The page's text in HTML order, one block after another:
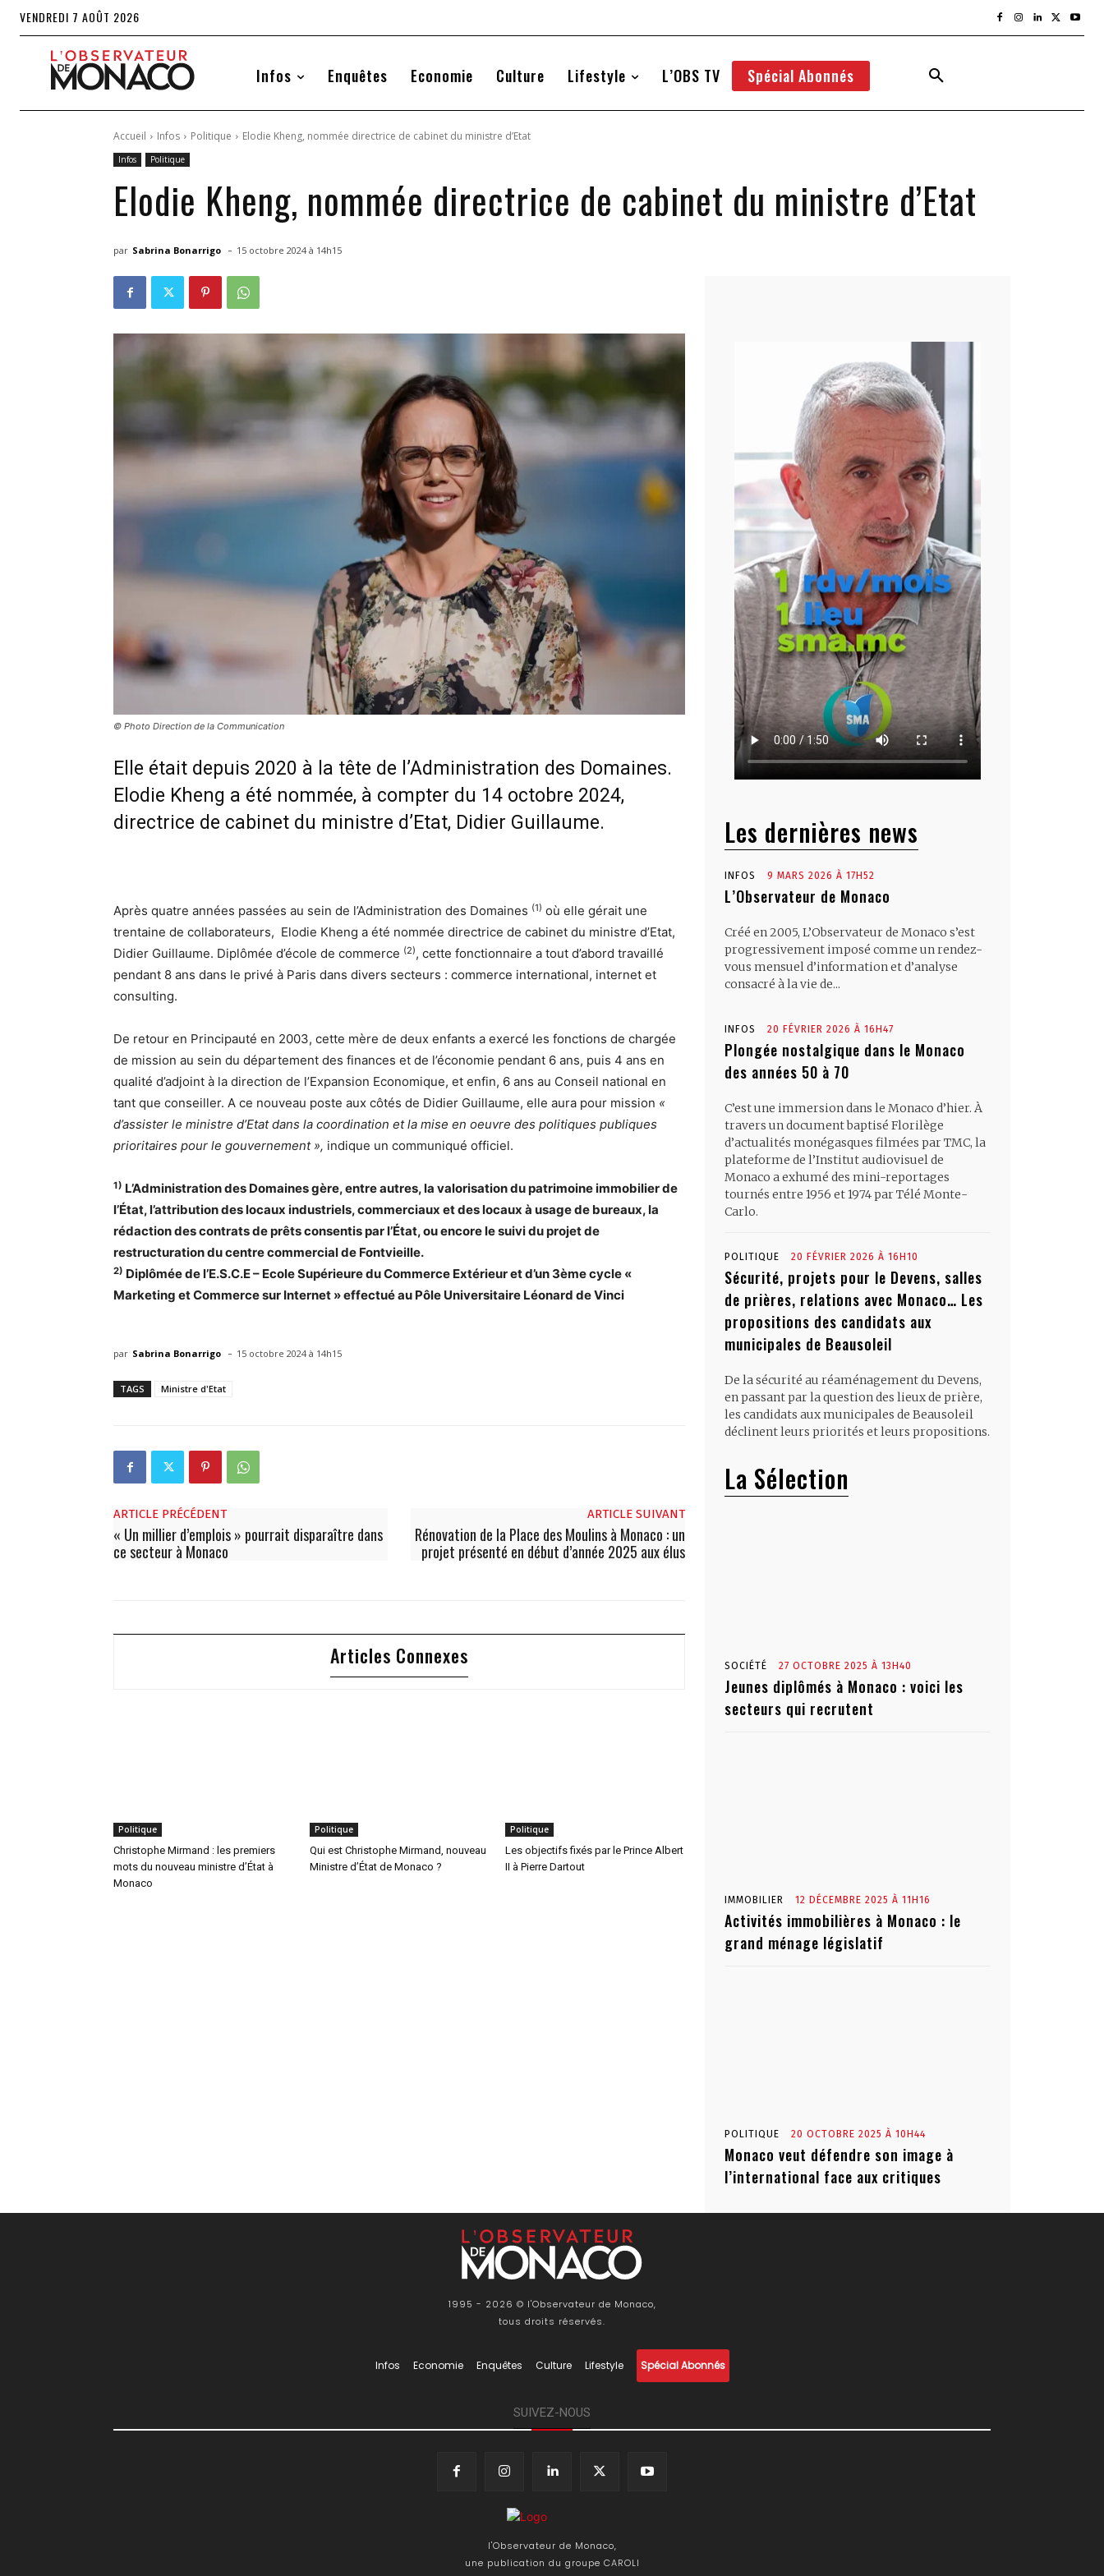
VENDREDI 7 AOÛT 2026
Infos Enquêtes Economie Culture Lifestyle L’OBS TV Spécial Abonnés
Accueil Infos Politique Elodie Kheng, nommée directrice de cabinet du ministre d’Etat
Infos Politique
Elodie Kheng, nommée directrice de cabinet du ministre d’Etat
par Sabrina Bonarrigo - 15 octobre 2024 à 14h15
© Photo Direction de la Communication
Elle était depuis 2020 à la tête de l’Administration des Domaines.
Elodie Kheng a été nommée, à compter du 14 octobre 2024,
directrice de cabinet du ministre d’Etat, Didier Guillaume.
Après quatre années passées au sein de l’Administration des Domaines (1) où elle gérait une
trentaine de collaborateurs, Elodie Kheng a été nommée directrice de cabinet du ministre d’Etat,
Didier Guillaume. Diplômée d’école de commerce (2), cette fonctionnaire a tout d’abord travaillé
pendant 8 ans dans le privé à Paris dans divers secteurs : commerce international, internet et
consulting.
De retour en Principauté en 2003, cette mère de deux enfants a exercé les fonctions de chargée
de mission au sein du département des finances et de l’économie pendant 6 ans, puis 4 ans en
qualité d’adjoint à la direction de l’Expansion Economique, et enfin, 6 ans au Conseil national en
tant que conseiller. A ce nouveau poste aux côtés de Didier Guillaume, elle aura pour mission «
d’assister le ministre d’Etat dans la coordination et la mise en oeuvre des politiques publiques
prioritaires pour le gouvernement », indique un communiqué officiel.
1) L’Administration des Domaines gère, entre autres, la valorisation du patrimoine immobilier de
l’État, l’attribution des locaux industriels, commerciaux et des locaux à usage de bureaux, la
rédaction des contrats de prêts consentis par l’État, ou encore le suivi du projet de
restructuration du centre commercial de Fontvieille.
2) Diplômée de l’E.S.C.E – Ecole Supérieure du Commerce Extérieur et d’un 3ème cycle «
Marketing et Commerce sur Internet » effectué au Pôle Universitaire Léonard de Vinci
par Sabrina Bonarrigo - 15 octobre 2024 à 14h15
TAGS Ministre d'Etat
ARTICLE PRÉCÉDENT
« Un millier d’emplois » pourrait disparaître dans
ce secteur à Monaco
ARTICLE SUIVANT
Rénovation de la Place des Moulins à Monaco : un
projet présenté en début d’année 2025 aux élus
Articles Connexes
Politique
Christophe Mirmand : les premiers
mots du nouveau ministre d’État à
Monaco
Politique
Qui est Christophe Mirmand, nouveau
Ministre d’État de Monaco ?
Politique
Les objectifs fixés par le Prince Albert
II à Pierre Dartout
Les dernières news
INFOS 9 MARS 2026 À 17H52
L’Observateur de Monaco
Créé en 2005, L’Observateur de Monaco s’est
progressivement imposé comme un rendez-
vous mensuel d’information et d’analyse
consacré à la vie de...
INFOS 20 FÉVRIER 2026 À 16H47
Plongée nostalgique dans le Monaco
des années 50 à 70
C’est une immersion dans le Monaco d’hier. À
travers un document baptisé Florilège
d’actualités monégasques filmées par TMC, la
plateforme de l’Institut audiovisuel de
Monaco a exhumé des mini-reportages
tournés entre 1956 et 1974 par Télé Monte-
Carlo.
POLITIQUE 20 FÉVRIER 2026 À 16H10
Sécurité, projets pour le Devens, salles
de prières, relations avec Monaco… Les
propositions des candidats aux
municipales de Beausoleil
De la sécurité au réaménagement du Devens,
en passant par la question des lieux de prière,
les candidats aux municipales de Beausoleil
déclinent leurs priorités et leurs propositions.
La Sélection
SOCIÉTÉ 27 OCTOBRE 2025 À 13H40
Jeunes diplômés à Monaco : voici les
secteurs qui recrutent
IMMOBILIER 12 DÉCEMBRE 2025 À 11H16
Activités immobilières à Monaco : le
grand ménage législatif
POLITIQUE 20 OCTOBRE 2025 À 10H44
Monaco veut défendre son image à
l’international face aux critiques
1995 - 2026 © l'Observateur de Monaco,
tous droits réservés.
Infos Economie Enquêtes Culture Lifestyle Spécial Abonnés
SUIVEZ-NOUS
l'Observateur de Monaco,
une publication du groupe CAROLI